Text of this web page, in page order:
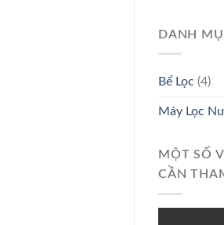
DANH
Bể Lọc (4)
Máy Lọc
MỘT SỐ
CẦN